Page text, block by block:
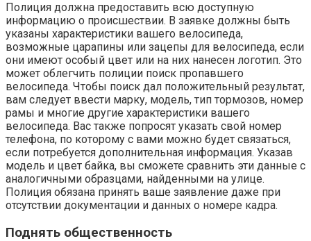
Полиция должна предоставить всю доступную
информацию о происшествии. В заявке должны быть
указаны характеристики вашего велосипеда,
возможные царапины или зацепы для велосипеда, если
они имеют особый цвет или на них нанесен логотип. Это
может облегчить полиции поиск пропавшего
велосипеда. Чтобы поиск дал положительный результат,
вам следует ввести марку, модель, тип тормозов, номер
рамы и многие другие характеристики вашего
велосипеда. Вас также попросят указать свой номер
телефона, по которому с вами можно будет связаться,
если потребуется дополнительная информация. Указав
модель и цвет байка, вы сможете сравнить эти данные с
аналогичными образцами, найденными на улице.
Полиция обязана принять ваше заявление даже при
отсутствии документации и данных о номере кадра.
Поднять общественность